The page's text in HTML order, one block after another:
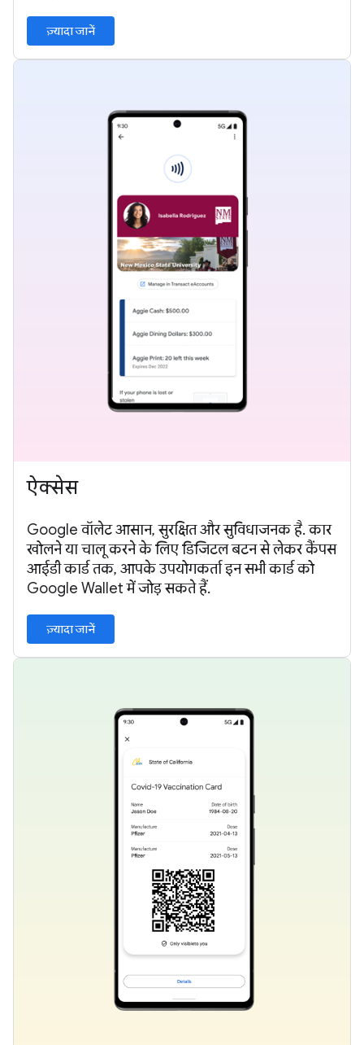
ज़्यादा जानें
ऐक्सेस
Google वॉलेट आसान, सुरक्षित और सुविधाजनक है. कार
खोलने या चालू करने के लिए डिजिटल बटन से लेकर कैंपस
आईडी कार्ड तक, आपके उपयोगकर्ता इन सभी कार्ड को
Google Wallet में जोड़ सकते हैं.
ज़्यादा जानें